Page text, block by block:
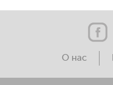
О нас